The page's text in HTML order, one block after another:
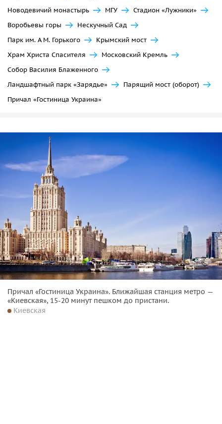
Новодевичий монастырь
МГУ
Стадион «Лужники»
Воробьевы горы
Нескучный Сад
Парк им. А М. Горького
Крымский мост
Храм Христа Спасителя
Московский Кремль
Собор Василия Блаженного
Ландшафтный парк «Зарядье»
Парящий мост (оборот)
Причал «Гостиница Украина»
Причал «Гостиница Украина». Ближайшая станция метро —
«Киевская», 15-20 минут пешком до пристани.
Киевская